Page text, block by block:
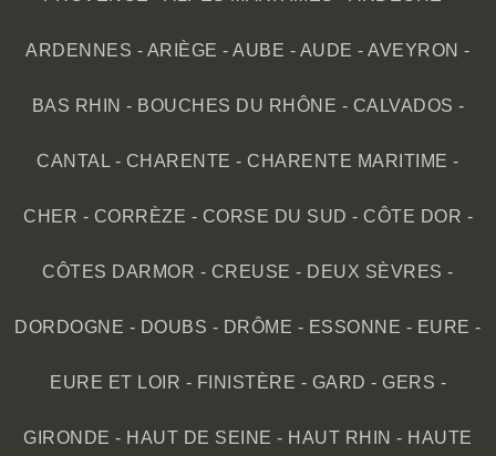
ARDENNES - ARIÈGE -AUBE - AUDE -AVEYRON -
BAS RHIN - BOUCHES DU RHÔNE - CALVADOS -
CANTAL - CHARENTE -CHARENTE MARITIME -
CHER - CORRÈZE - CORSE DU SUD - CÔTE DOR -
CÔTES DARMOR - CREUSE - DEUX SÈVRES -
DORDOGNE - DOUBS - DRÔME - ESSONNE - EURE -
EURE ET LOIR - FINISTÈRE - GARD - GERS -
GIRONDE - HAUT DE SEINE - HAUT RHIN - HAUTE